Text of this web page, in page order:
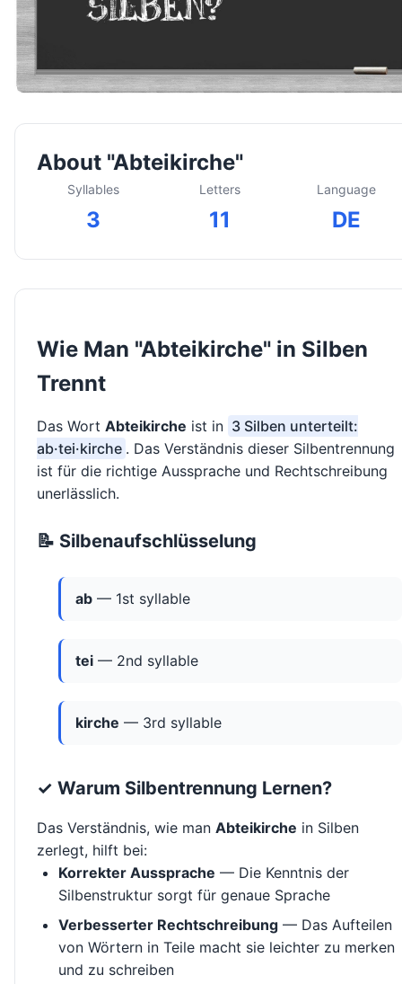
About "Abteikirche"
Syllables
3
Letters
11
Language
DE
Wie Man "Abteikirche" in Silben
Trennt
Das Wort Abteikirche ist in 3 Silben unterteilt:
ab·tei·kirche . Das Verständnis dieser Silbentrennung
ist für die richtige Aussprache und Rechtschreibung
unerlässlich.
📝 Silbenaufschlüsselung
ab — 1st syllable
tei — 2nd syllable
kirche — 3rd syllable
✓ Warum Silbentrennung Lernen?
Das Verständnis, wie man Abteikirche in Silben
zerlegt, hilft bei:
Korrekter Aussprache — Die Kenntnis der
Silbenstruktur sorgt für genaue Sprache
Verbesserter Rechtschreibung — Das Aufteilen
von Wörtern in Teile macht sie leichter zu merken
und zu schreiben